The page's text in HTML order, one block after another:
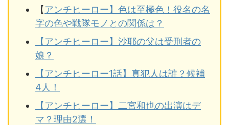
【アンチヒーロー】色は至極色！役名の名
字の色や戦隊モノとの関係は？
【アンチヒーロー】沙耶の父は受刑者の
娘？
【アンチヒーロー1話】真犯人は誰？候補
4人！
【アンチヒーロー】二宮和也の出演はデ
マ？理由2選！